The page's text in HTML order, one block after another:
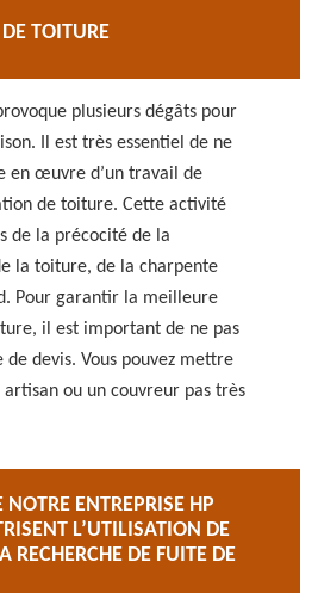
TOITURE
plusieurs dégâts pour
Il est très essentiel de ne
en œuvre d’un travail de
de toiture. Cette activité
de la précocité de la
la toiture, de la charpente
Pour garantir la meilleure
il est important de ne pas
devis. Vous pouvez mettre
ou un couvreur pas très
NOTRE ENTREPRISE HP
L’UTILISATION DE
RECHERCHE DE FUITE DE